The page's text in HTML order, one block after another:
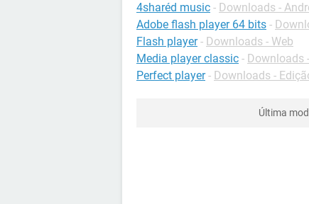
4sharéd music - Downloads -
Adobe flash player 64 bits -
Flash player - Downloads - Web
Media player classic - Downloads
Perfect player - Downloads -
Última